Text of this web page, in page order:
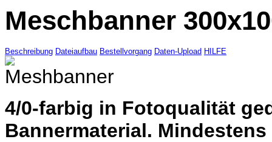
Meschbanner
Beschreibung Dateiaufbau Bestellvorgang Daten-Upload HILFE
4/0-farbig in Fotoqualität
Bannermaterial.